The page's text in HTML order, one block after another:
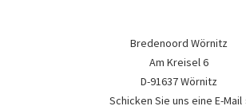
Bredenoord Wörnitz
Am Kreisel 6
D-91637 Wörnitz
Schicken Sie uns eine E-Mail